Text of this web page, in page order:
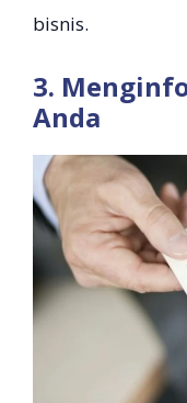
bisnis.
3.
Anda